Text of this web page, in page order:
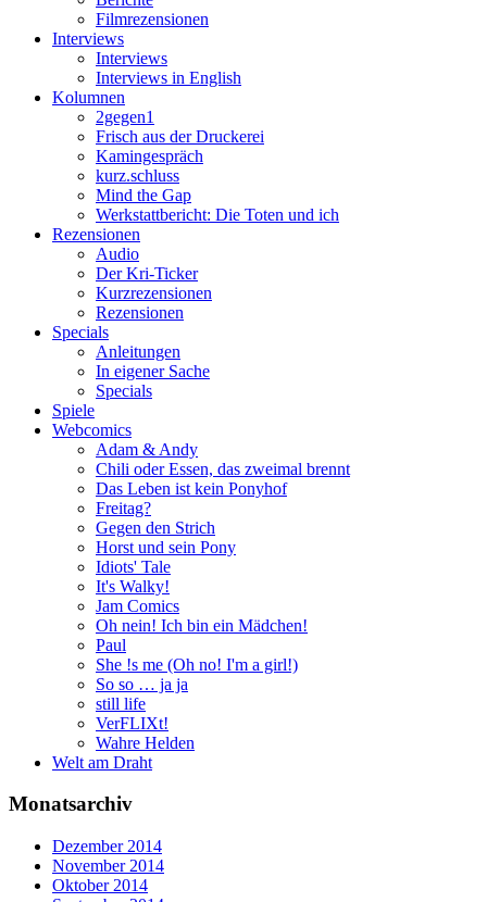
Filmrezensionen
Interviews
Interviews
Interviews in English
Kolumnen
2gegen1
Frisch aus der Druckerei
Kamingespräch
kurz.schluss
Mind the Gap
Werkstattbericht: Die Toten und ich
Rezensionen
Audio
Der Kri-Ticker
Kurzrezensionen
Rezensionen
Specials
Anleitungen
In eigener Sache
Specials
Spiele
Webcomics
Adam & Andy
Chili oder Essen, das zweimal brennt
Das Leben ist kein Ponyhof
Freitag?
Gegen den Strich
Horst und sein Pony
Idiots' Tale
It's Walky!
Jam Comics
Oh nein! Ich bin ein Mädchen!
Paul
She !s me (Oh no! I'm a girl!)
So so … ja ja
still life
VerFLIXt!
Wahre Helden
Welt am Draht
Monatsarchiv
Dezember 2014
November 2014
Oktober 2014